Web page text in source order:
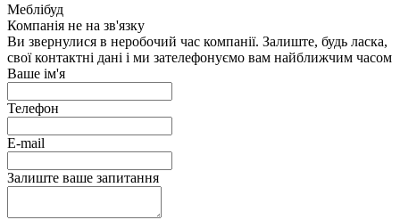
Меблібуд
Компанія не на зв'язку
Ви звернулися в неробочий час компанії. Залиште, будь ласка,
свої контактні дані і ми зателефонуємо вам найближчим часом
Ваше ім'я
Телефон
E-mail
Залиште ваше запитання